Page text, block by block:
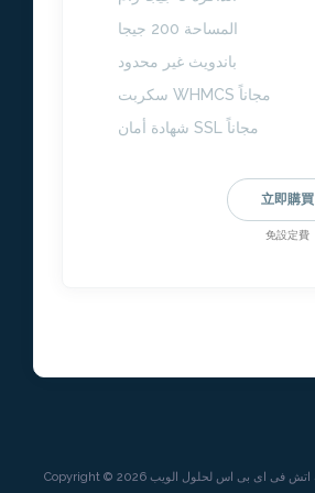
المساحة 200 جيجا
باندويث غير محدود
سكربت WHMCS مجاناً
شهادة أمان SSL مجاناً
立即購買
免設定費